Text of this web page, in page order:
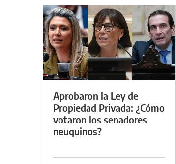
Aprobaron la Ley de
Propiedad Privada: ¿Cómo
votaron los senadores
neuquinos?